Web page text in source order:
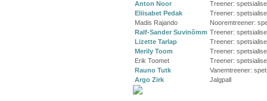
Anton Noor
Treener:
Eliisabet Pedak
Treener:
Madis Rajando
Nooremtreener:
Ralf-Sander Suvinõmm Treener:
Lizette Tarlap
Treener:
Merily Toom
Treener:
Erik Toomet
Treener:
Rauno Tutk
Vanemtreener:
Argo Zirk
Jalgpall